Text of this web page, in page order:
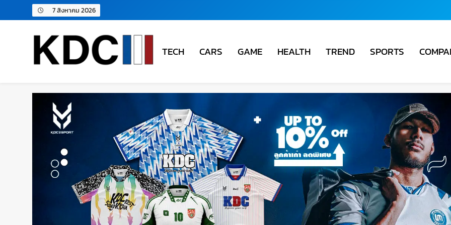
7 สิงหาคม 2026
TECH CARS GAME HEALTH TREND SPORTS